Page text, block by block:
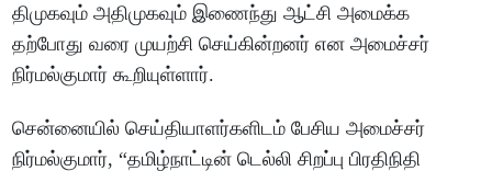
திமுகவும் அதிமுகவும் இணைந்து ஆட்சி அமைக்க
தற்போது வரை முயற்சி செய்கின்றனர் என அமைச்சர்
நிர்மல்குமார் கூறியுள்ளார்.
சென்னையில் செய்தியாளர்களிடம் பேசிய அமைச்சர்
நிர்மல்குமார், “தமிழ்நாட்டின் டெல்லி சிறப்பு பிரதிநிதி